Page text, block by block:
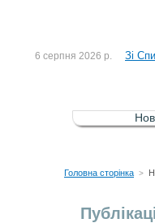
До
6 серпня 2026 р. Зі
5 серпня 2026 р. Зі
4 серпня 2026 р. До
Головна сторінка >